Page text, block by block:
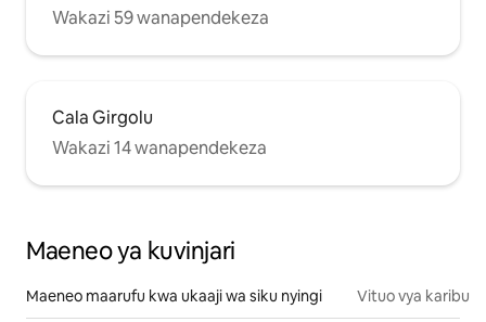
Wakazi 59 wanapendekeza
Cala Girgolu
Wakazi 14 wanapendekeza
Maeneo ya kuvinjari
Maeneo maarufu kwa ukaaji wa siku nyingi Vituo vya karibu